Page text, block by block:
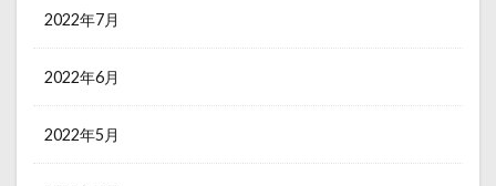
2022年7月
2022年6月
2022年5月